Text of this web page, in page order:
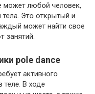
может любой человек,
Это открытый и
может найти свое
занятий.
pole dance
активного
теле. В ходе